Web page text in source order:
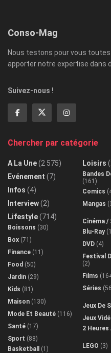
Conso-Mag
Nous testons pour vous
apporter notre expertise dans
Suivez-nous !
Chercher par catégorie
A La Une(2 575)
Evénement (7)
Infos (4)
Interview(2)
Lifestyle(714)
Boissons (30)
Box (71)
Finance (11)
Food (50)
Jardin (29)
Kids (81)
Maison (130)
Mode Et Beauté (116)
Santé (17)
Sport (88)
Basketball
(1)
Loisirs
Bandes
(161)
Comics
Mangas
Cinéma /
Blu-Ray
DVD (4)
Festival
(2)
Films
Séries
Jeux De
Jeux
2 Heures
LEGO (3)